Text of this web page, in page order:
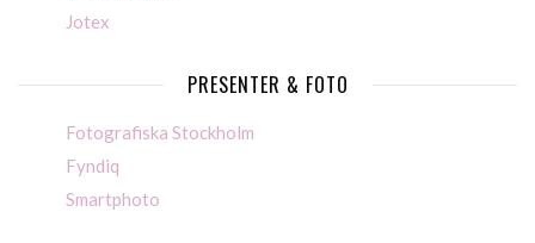
Jotex
PRESENTER & FOTO
Fotografiska Stockholm
Fyndiq
Smartphoto